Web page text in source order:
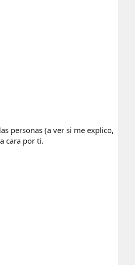
personas (a ver si me explico,
cara por ti.